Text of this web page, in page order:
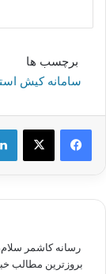
برچسب ها
سامانه کیش
بروزترین مطالب